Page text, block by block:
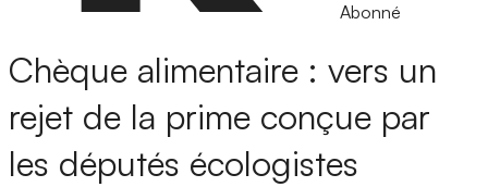
Abonné
Chèque alimentaire : vers un
rejet de la prime conçue par
les députés écologistes